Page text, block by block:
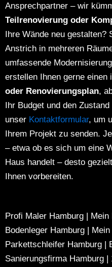
Ansprechpartner – wir
Teilrenovierung oder
Ihre Wände neu gestalten?
Anstrich in mehreren
umfassende
erstellen Ihnen gerne einen
oder Renovierungsplan,
Ihr Budget und den
unser Kontaktformular, um
Ihrem Projekt zu senden.
– etwa ob es sich um eine
Haus handelt – desto
Ihnen vorbereiten.
Profi Maler Hamburg | Mein
Bodenleger Hamburg |
Parkettschleifer Hamburg |
Sanierungsfirma Hamburg |